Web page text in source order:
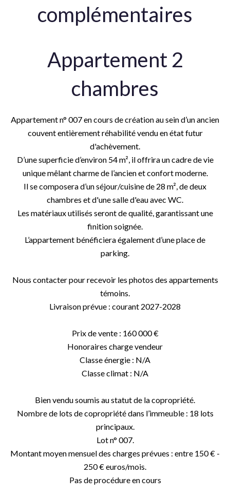
complémentaires
Appartement 2
chambres
Appartement n° 007 en cours de création au sein d’un ancien
couvent entièrement réhabilité vendu en état futur
d'achèvement.
D’une superficie d’environ 54 m², il offrira un cadre de vie
unique mêlant charme de l’ancien et confort moderne.
Il se composera d’un séjour/cuisine de 28 m², de deux
chambres et d'une salle d'eau avec WC.
Les matériaux utilisés seront de qualité, garantissant une
finition soignée.
L’appartement bénéficiera également d’une place de
parking.
Nous contacter pour recevoir les photos des appartements
témoins.
Livraison prévue : courant 2027-2028
Prix de vente : 160 000 €
Honoraires charge vendeur
Classe énergie : N/A
Classe climat : N/A
Bien vendu soumis au statut de la copropriété.
Nombre de lots de copropriété dans l’immeuble : 18 lots
principaux.
Lot n° 007.
Montant moyen mensuel des charges prévues : entre 150 € -
250 € euros/mois.
Pas de procédure en cours